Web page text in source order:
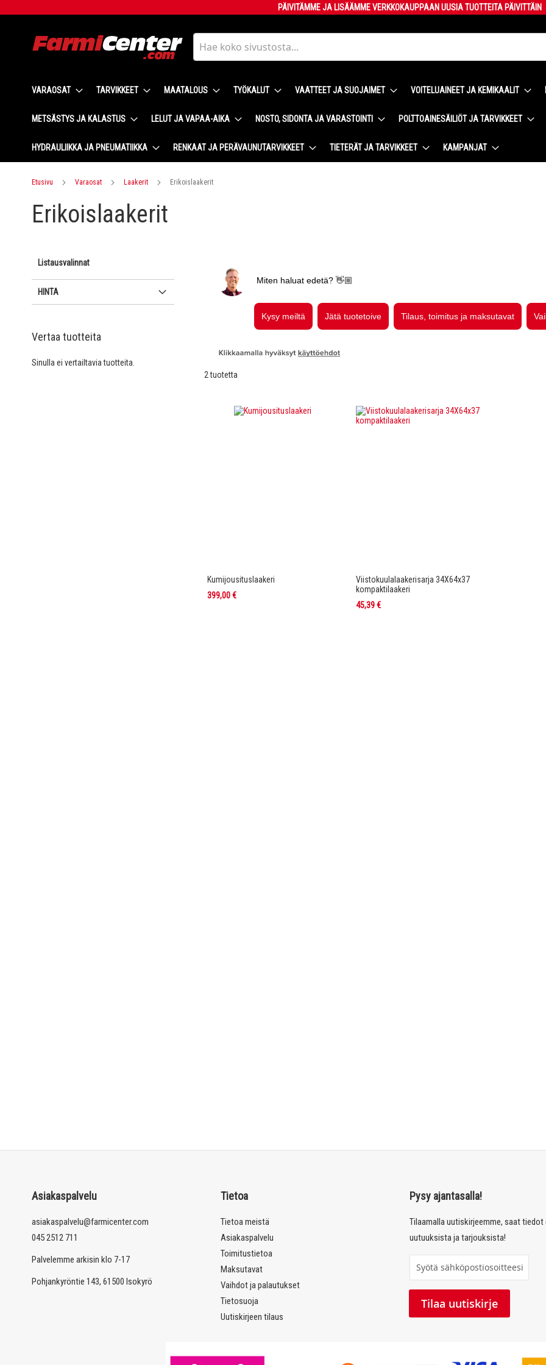
to
PÄIVITÄMME JA LISÄÄMME VERKKOKAUPPAAN UUSIA TUOTTEITA PÄIVITTÄIN
VARAOSAT TARVIKKEET MAATALOUS TYÖKALUT VAATTEET JA SUOJAIMET VOITELUAINEET JA KEMIKAALIT
METSÄSTYS JA KALASTUS LELUT JA VAPAA-AIKA NOSTO, SIDONTA JA VARASTOINTI POLTTOAINESÄILIÖT JA TARVIKKEET
HYDRAULIIKKA JA PNEUMATIIKKA RENKAAT JA PERÄVAUNUTARVIKKEET TIETERÄT JA TARVIKKEET KAMPANJAT
Etusivu Varaosat Laakerit Erikoislaakerit
Erikoislaakerit
2tuotetta
Kumijousituslaakeri
399,00 €
Viistokuulalaakerisarja 34X64x37
kompaktilaakeri
45,39 €
Listausvalinnat
HINTA
Vertaa tuotteita
Sinulla ei vertailtavia tuotteita.
Asiakaspalvelu
asiakaspalvelu@farmicenter.com
045 2512 711
Palvelemme arkisin klo 7-17
Pohjankyröntie 143, 61500 Isokyrö
Tietoa
Tietoa meistä
Asiakaspalvelu
Toimitustietoa
Maksutavat
Vaihdot ja palautukset
Tietosuoja
Uutiskirjeen tilaus
Pysy ajantasalla!
Tilaamalla uutiskirjeemme, saat tiedot
uutuuksista ja tarjouksista!
i
l
Tilaa uutiskirje